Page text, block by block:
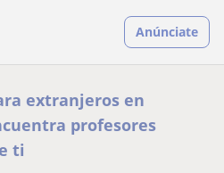
Anúnciate
extranjeros en
profesores
ti